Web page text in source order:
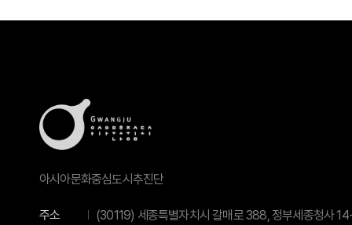
아시아문화중심도시추진단
주소
(30119) 세종특별자치시 갈매로 388, 정부세종청사